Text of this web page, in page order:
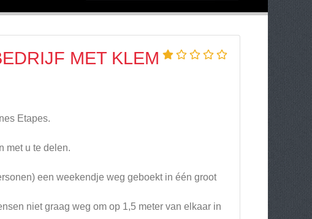
MET KLEM
Etapes.
met u te delen.
een weekendje weg geboekt in één groot
niet graag weg om op 1,5 meter van elkaar in